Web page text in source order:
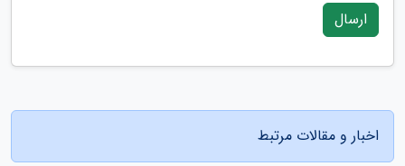
ارسال
اخبار و مقالات مرتبط